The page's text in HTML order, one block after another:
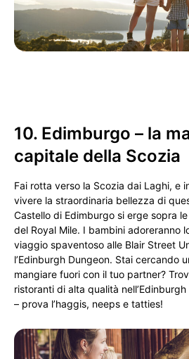
10. Edimburgo – la
capitale della Scozia
Fai rotta verso la Scozia dai Laghi, e
vivere la straordinaria bellezza di
Castello di Edimburgo si erge sopra
del Royal Mile. I bambini adoreranno
viaggio spaventoso alle Blair Street
l’Edinburgh Dungeon. Stai cercando
mangiare fuori con il tuo partner?
ristoranti di alta qualità
– prova l’haggis, neeps e tatties!